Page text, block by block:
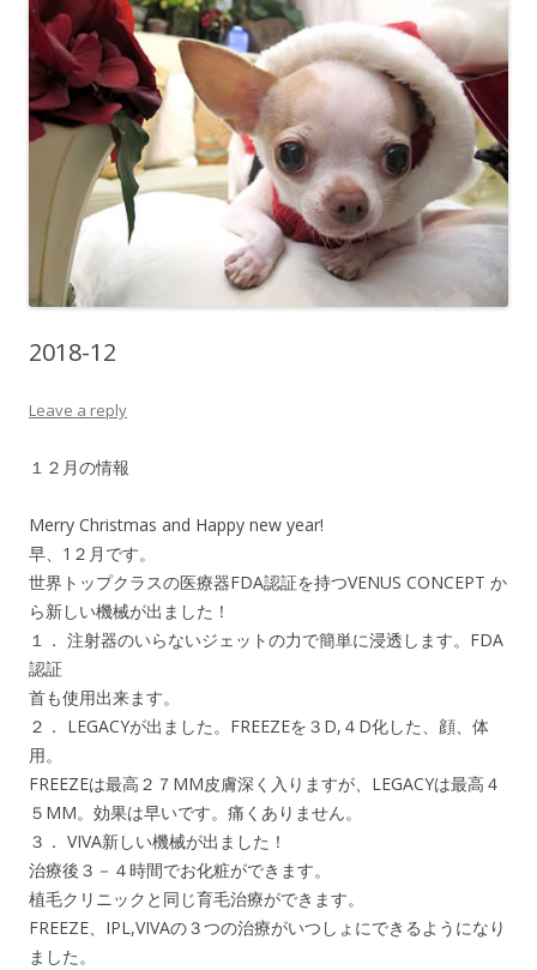
2018-12
Leave a reply
１２月の情報
Merry Christmas and Happy new year!
早、1２月です。
世界トップクラスの医療器FDA認証を持つVENUS CONCEPT か
ら新しい機械が出ました！
１． 注射器のいらないジェットの力で簡単に浸透します。FDA
認証
首も使用出来ます。
２． LEGACYが出ました。FREEZEを３D,４D化した、顔、体
用。
FREEZEは最高２７MM皮膚深く入りますが、LEGACYは最高４
５MM。効果は早いです。痛くありません。
３． VIVA新しい機械が出ました！
治療後３－４時間でお化粧ができます。
植毛クリニックと同じ育毛治療ができます。
FREEZE、IPL,VIVAの３つの治療がいつしょにできるようになり
ました。